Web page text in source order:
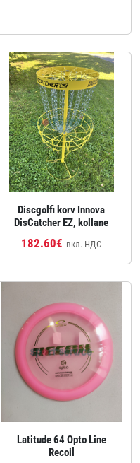
Discgolfi korv Innova
DisCatcher EZ, kollane
182.60€ вкл. НДС
Latitude 64 Opto Line
Recoil